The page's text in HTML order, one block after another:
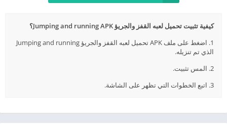
كيفية تثبيت تحميل لعبه القفز والجريؤ Jumping and running APK؟
1. اضغط على ملف APK تحميل لعبه القفز والجريؤ Jumping and running
الذي تم تنزيله.
2. المس تثبيت.
3. اتبع الخطوات التي تظهر على الشاشة.